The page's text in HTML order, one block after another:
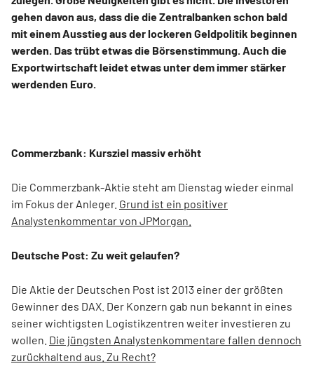
gehen davon aus, dass die die Zentralbanken schon bald
mit einem Ausstieg aus der lockeren Geldpolitik beginnen
werden. Das trübt etwas die Börsenstimmung. Auch die
Exportwirtschaft leidet etwas unter dem immer stärker
werdenden Euro.
Commerzbank: Kursziel massiv erhöht
Die Commerzbank-Aktie steht am Dienstag wieder einmal
im Fokus der Anleger. Grund ist ein positiver
Analystenkommentar von JPMorgan.
Deutsche Post: Zu weit gelaufen?
Die Aktie der Deutschen Post ist 2013 einer der größten
Gewinner des DAX. Der Konzern gab nun bekannt in eines
seiner wichtigsten Logistikzentren weiter investieren zu
wollen. Die jüngsten Analystenkommentare fallen dennoch
zurückhaltend aus. Zu Recht?